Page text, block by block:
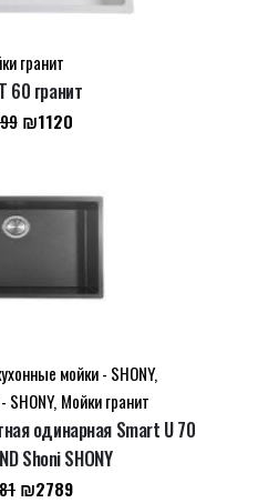
моих комментариев.
гранит
60 гранит
Первоначальная
₪2499.
₪1120Текущая
мойки - SHONY,
SHONY, Мойки гранит
одинарная Smart U 70
Shoni SHONY
Первоначальная
₪2789Текущая